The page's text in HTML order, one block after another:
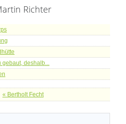
Richter
gebaut, deshalb...
« Bertholt Fecht